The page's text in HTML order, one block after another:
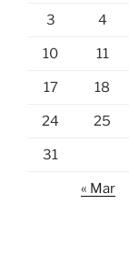
3 4
10 11
17 18
24 25
31
« Mar